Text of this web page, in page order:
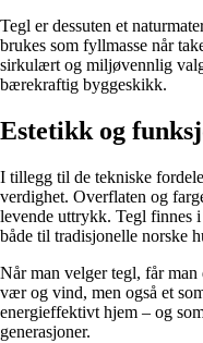
Tegl er dessuten et
brukes som fyllmasse når
sirkulært og miljøvennlig
bærekraftig byggeskikk.
Estetikk og
I tillegg til de tekniske
verdighet. Overflaten og
levende uttrykk. Tegl finnes
både til tradisjonelle norske
Når man velger tegl, får
vær og vind, men også et
energieffektivt hjem – og
generasjoner.